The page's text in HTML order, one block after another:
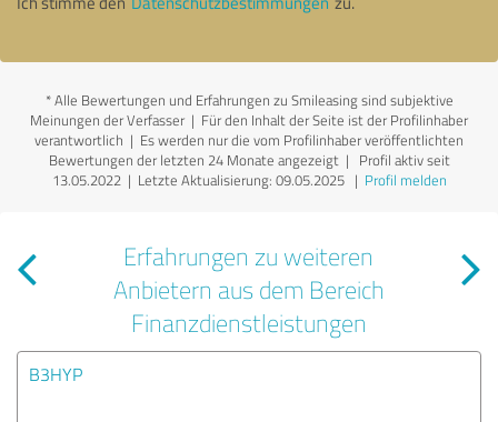
*Alle Bewertungen und Erfahrungen zu Smileasing sind subjektive
Meinungen der Verfasser | Für den Inhalt der Seite ist der Profilinhaber
verantwortlich | Es werden nur die vom Profilinhaber veröffentlichten
Bewertungen der letzten 24 Monate angezeigt | Profil aktiv seit
13.05.2022 | Letzte Aktualisierung: 09.05.2025| Profil melden
Erfahrungen zu weiteren
Anbietern aus dem Bereich
Finanzdienstleistungen
B3HYP